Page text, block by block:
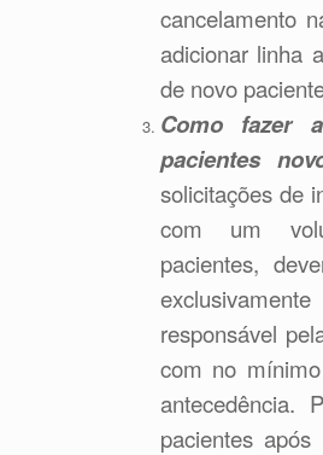
cancelamento
adicionar linha
de novo
Como fazer
pacientes
solicitações de
com um
pacientes,
responsável
com no
antecedência.
pacientes